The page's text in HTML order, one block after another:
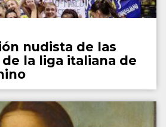
nudista de las
la liga italiana de